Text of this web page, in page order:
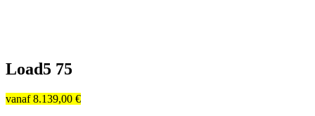
Load5 75
vanaf8.139,00 €